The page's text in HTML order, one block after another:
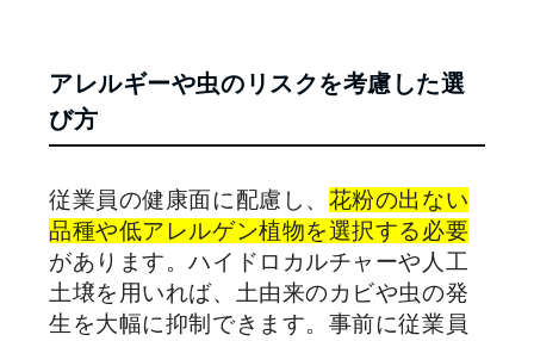
アレルギーや虫のリスクを考慮した選
び方
従業員の健康面に配慮し、 花粉の出ない
品種や低アレルゲン植物を選択する必要
があります。ハイドロカルチャーや人工
土壌を用いれば、土由来のカビや虫の発
生を大幅に抑制できます。事前に従業員